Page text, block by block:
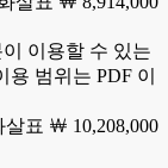
이용할 수 있는
범위는 PDF 이
￦ 10,208,000